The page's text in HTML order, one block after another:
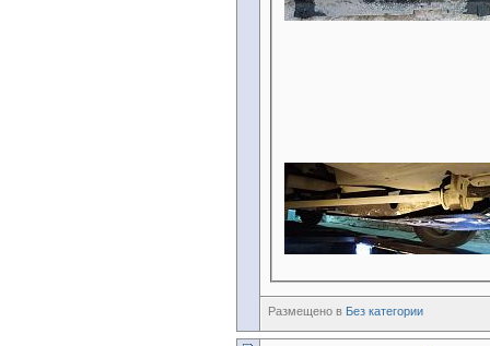
Размещено в Без категории